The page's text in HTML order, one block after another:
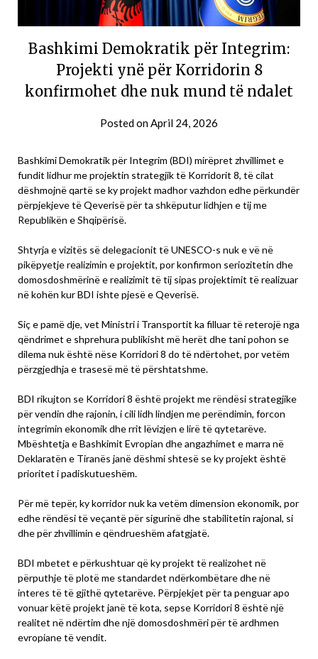
Bashkimi Demokratik për Integrim:
Projekti ynë për Korridorin 8
konfirmohet dhe nuk mund të ndalet
Posted onApril 24, 2026
Bashkimi Demokratik për Integrim (BDI) mirëpret zhvillimet e
fundit lidhur me projektin strategjik të Korridorit 8, të cilat
dëshmojnë qartë se ky projekt madhor vazhdon edhe përkundër
përpjekjeve të Qeverisë për ta shkëputur lidhjen e tij me
Republikën e Shqipërisë.
Shtyrja e vizitës së delegacionit të UNESCO-s nuk e vë në
pikëpyetje realizimin e projektit, por konfirmon seriozitetin dhe
domosdoshmërinë e realizimit të tij sipas projektimit të realizuar
në kohën kur BDI ishte pjesë e Qeverisë.
Siç e pamë dje, vet Ministri i Transportit ka filluar të reterojë nga
qëndrimet e shprehura publikisht më herët dhe tani pohon se
dilema nuk është nëse Korridori 8 do të ndërtohet, por vetëm
përzgjedhja e trasesë më të përshtatshme.
BDI rikujton se Korridori 8 është projekt me rëndësi strategjike
për vendin dhe rajonin, i cili lidh lindjen me perëndimin, forcon
integrimin ekonomik dhe rrit lëvizjen e lirë të qytetarëve.
Mbështetja e Bashkimit Evropian dhe angazhimet e marra në
Deklaratën e Tiranës janë dëshmi shtesë se ky projekt është
prioritet i padiskutueshëm.
Për më tepër, ky korridor nuk ka vetëm dimension ekonomik, por
edhe rëndësi të veçantë për sigurinë dhe stabilitetin rajonal, si
dhe për zhvillimin e qëndrueshëm afatgjatë.
BDI mbetet e përkushtuar që ky projekt të realizohet në
përputhje të plotë me standardet ndërkombëtare dhe në
interes të të gjithë qytetarëve. Përpjekjet për ta penguar apo
vonuar këtë projekt janë të kota, sepse Korridori 8 është një
realitet në ndërtim dhe një domosdoshmëri për të ardhmen
evropiane të vendit.